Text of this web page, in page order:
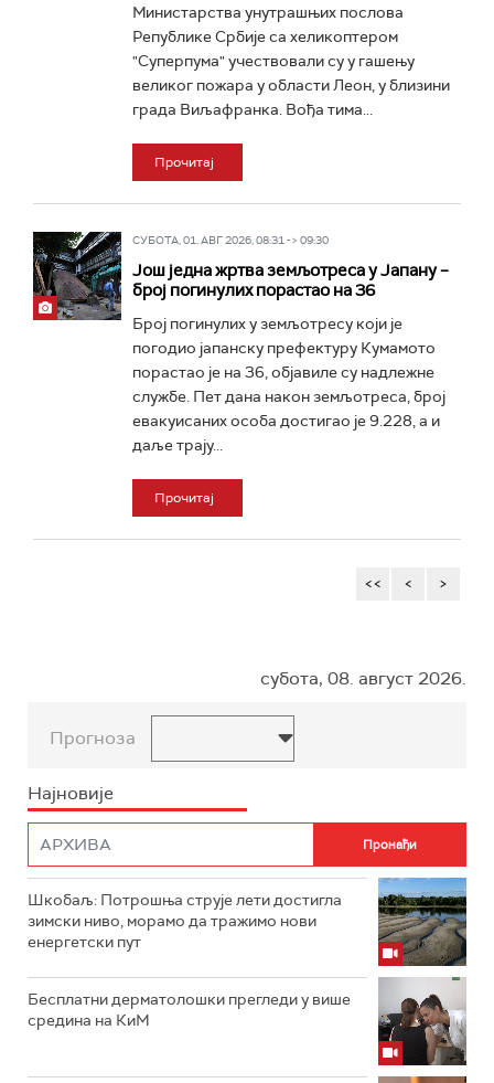
Министарства унутрашњих послова
Републике Србије са хеликоптером
"Суперпума" учествовали су у гашењу
великог пожара у области Леон, у близини
града Виљафранка. Вођа тима...
Прочитај
СУБОТА, 01. АВГ 2026, 08:31 -> 09:30
Још једна жртва земљотреса у Јапану –
број погинулих порастао на 36
Број погинулих у земљотресу који је
погодио јапанску префектуру Кумамото
порастао је на 36, објавиле су надлежне
службе. Пет дана након земљотреса, број
евакуисаних особа достигао је 9.228, а и
даље трају...
Прочитај
<< < >
субота, 08. август 2026.
Прогноза
Најновије
Шкобаљ: Потрошња струје лети достигла
зимски ниво, морамо да тражимо нови
енергетски пут
Бесплатни дерматолошки прегледи у више
средина на КиМ